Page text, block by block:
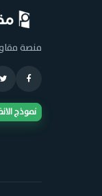
منصة
نموذج